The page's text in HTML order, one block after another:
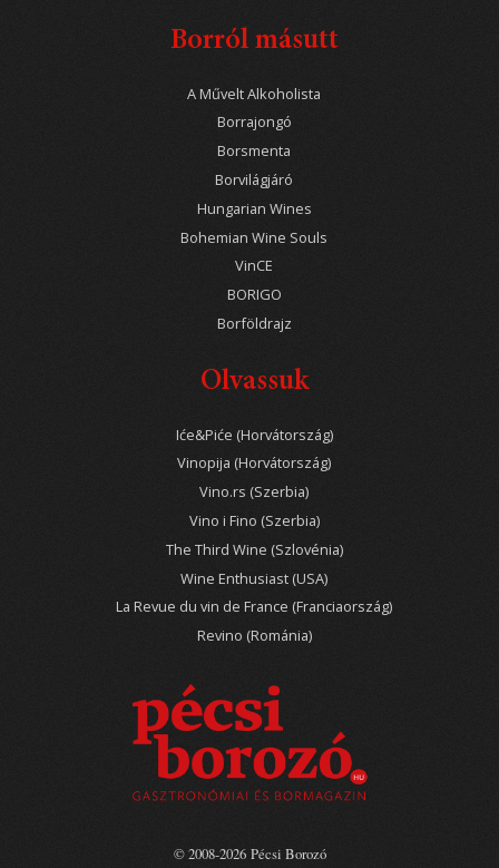
Borról másutt
A Művelt Alkoholista
Borrajongó
Borsmenta
Borvilágjáró
Hungarian Wines
Bohemian Wine Souls
VinCE
BORIGO
Borföldrajz
Olvassuk
Iće&Piće (Horvátország)
Vinopija (Horvátország)
Vino.rs (Szerbia)
Vino i Fino (Szerbia)
The Third Wine (Szlovénia)
Wine Enthusiast (USA)
La Revue du vin de France (Franciaország)
Revino (Románia)
© 2008-2026 Pécsi Borozó